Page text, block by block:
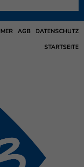
DATENSCHUTZ
AGB
STARTSEITE